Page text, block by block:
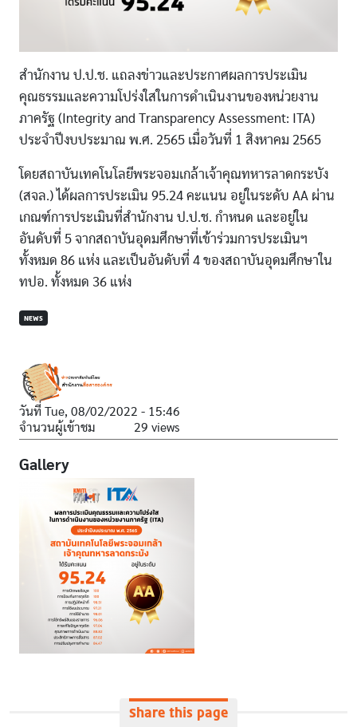
สำนักงาน ป.ป.ช. แถลงข่าวและประกาศผลการประเมิน
คุณธรรมและความโปร่งใสในการดำเนินงานของหน่วยงาน
ภาครัฐ (Integrity and Transparency Assessment: ITA)
ประจำปีงบประมาณ พ.ศ. 2565 เมื่อวันที่ 1 สิงหาคม 2565
โดยสถาบันเทคโนโลยีพระจอมเกล้าเจ้าคุณทหารลาดกระบัง
(สจล.) ได้ผลการประเมิน 95.24 คะแนน อยู่ในระดับ AA ผ่าน
เกณฑ์การประเมินที่สำนักงาน ป.ป.ช. กำหนด และอยู่ใน
อันดับที่ 5 จากสถาบันอุดมศึกษาที่เข้าร่วมการประเมินฯ
ทั้งหมด 86 แห่ง และเป็นอันดับที่ 4 ของสถาบันอุดมศึกษาใน
ทปอ. ทั้งหมด 36 แห่ง
NEWS
วันที่ Tue, 08/02/2022 - 15:46
จำนวนผู้เข้าชม
29 views
Gallery
Share this page